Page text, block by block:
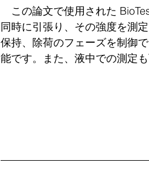
この論文で使用された
同時に引張り、その強度を測
保持、除荷のフェーズを制御
能です。また、液中での測定も